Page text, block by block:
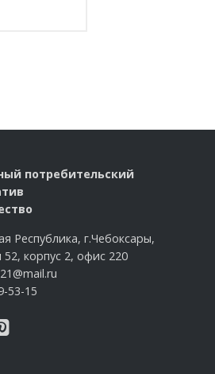
потребительский
Республика, г.Чебоксары,
корпус 2, офис 220
53-15